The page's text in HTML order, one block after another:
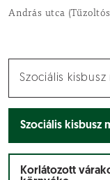
András utca
Szociális
Szociális kisbusz
Korlátozott